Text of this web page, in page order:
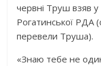
червні Труш взяв
Рогатинської РДА
перевели Труша).
«Знаю тебе не